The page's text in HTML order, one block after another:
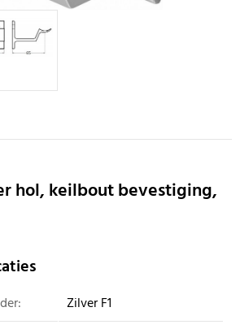
hol, keilbout bevestiging,
Zilver F1